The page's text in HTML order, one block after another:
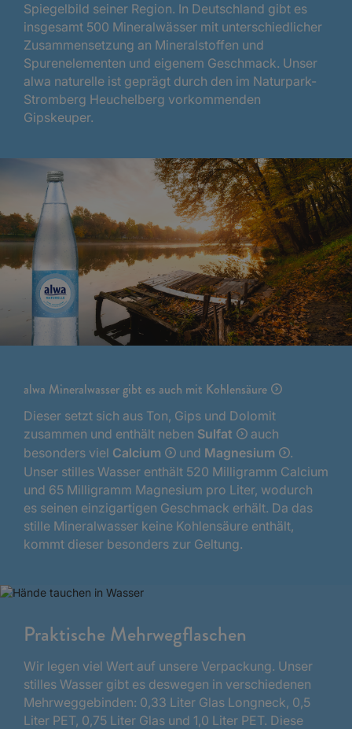
Spiegelbild seiner Region. In Deutschland gibt es
insgesamt 500 Mineralwässer mit unterschiedlicher
Zusammensetzung an Mineralstoffen und
Spurenelementen und eigenem Geschmack. Unser
alwa naturelle ist geprägt durch den im Naturpark-
Stromberg Heuchelberg vorkommenden
Gipskeuper.
alwa Mineralwasser gibt es auch mit Kohlensäure
Dieser setzt sich aus Ton, Gips und Dolomit
zusammen und enthält neben Sulfat
auch
besonders viel Calcium und Magnesium
.
Unser stilles Wasser enthält 520 Milligramm Calcium
und 65 Milligramm Magnesium pro Liter, wodurch
es seinen einzigartigen Geschmack erhält. Da das
stille Mineralwasser keine Kohlensäure enthält,
kommt dieser besonders zur Geltung.
Praktische Mehrwegflaschen
Wir legen viel Wert auf unsere Verpackung. Unser
stilles Wasser gibt es deswegen in verschiedenen
Mehrweggebinden: 0,33 Liter Glas Longneck, 0,5
Liter PET, 0,75 Liter Glas und 1,0 Liter PET. Diese